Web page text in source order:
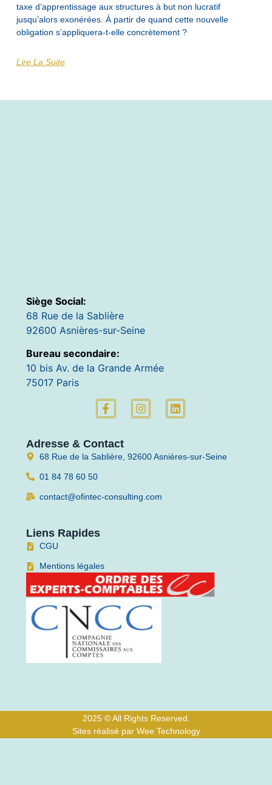
taxe d’apprentissage aux structures à but non lucratif
jusqu’alors exonérées. À partir de quand cette nouvelle
obligation s’appliquera-t-elle concrètement ?
Lire La Suite
Siège Social:
68 Rue de la Sablière
92600 Asnières-sur-Seine
Bureau secondaire:
10 bis Av. de la Grande Armée
75017 Paris
Adresse & Contact
68 Rue de la Sablière, 92600 Asnières-sur-Seine
01 84 78 60 50
contact@ofintec-consulting.com
Liens Rapides
CGU
Mentions légales
2025 © All Rights Reserved.
Sites réalisé par Wee Technology